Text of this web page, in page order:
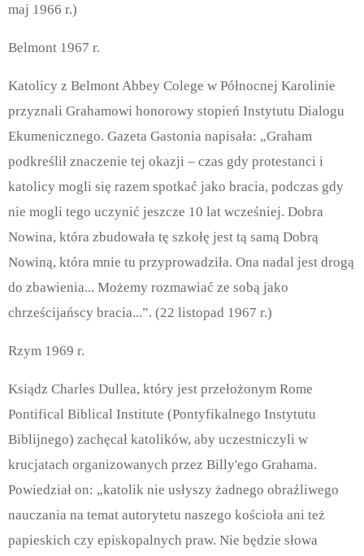
maj 1966 r.)
Belmont 1967 r.
Katolicy z Belmont Abbey Colege w Północnej Karolinie
przyznali Grahamowi honorowy stopień Instytutu Dialogu
Ekumenicznego. Gazeta Gastonia napisała: „Graham
podkreślił znaczenie tej okazji – czas gdy protestanci i
katolicy mogli się razem spotkać jako bracia, podczas gdy
nie mogli tego uczynić jeszcze 10 lat wcześniej. Dobra
Nowina, która zbudowała tę szkołę jest tą samą Dobrą
Nowiną, która mnie tu przyprowadziła. Ona nadal jest drogą
do zbawienia... Możemy rozmawiać ze sobą jako
chrześcijańscy bracia...”. (22 listopad 1967 r.)
Rzym 1969 r.
Ksiądz Charles Dullea, który jest przełożonym Rome
Pontifical Biblical Institute (Pontyfikalnego Instytutu
Biblijnego) zachęcał katolików, aby uczestniczyli w
krucjatach organizowanych przez Billy'ego Grahama.
Powiedział on: „katolik nie usłyszy żadnego obraźliwego
nauczania na temat autorytetu naszego kościoła ani też
papieskich czy episkopalnych praw. Nie będzie słowa